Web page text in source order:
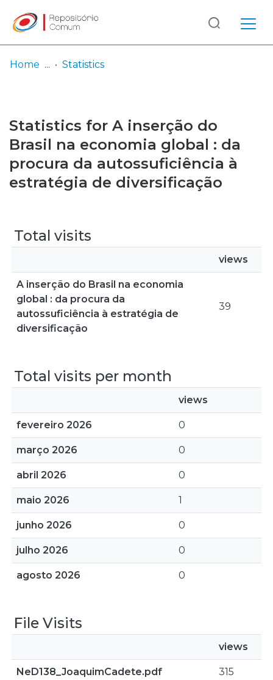
Browse repository
Entities
Log
In
(current)
Home Statistics
Statistics for A inserção do
Brasil na economia global : da
procura da autossuficiência à
estratégia de diversificação
Total visits
views
A inserção do Brasil na economia
global : da procura da
autossuficiência à estratégia de
diversificação
39
Total visits per month
views
fevereiro 2026 0
março 2026 0
abril 2026 0
maio 2026 1
junho 2026 0
julho 2026 0
agosto 2026 0
File Visits
views
NeD138_JoaquimCadete.pdf 315